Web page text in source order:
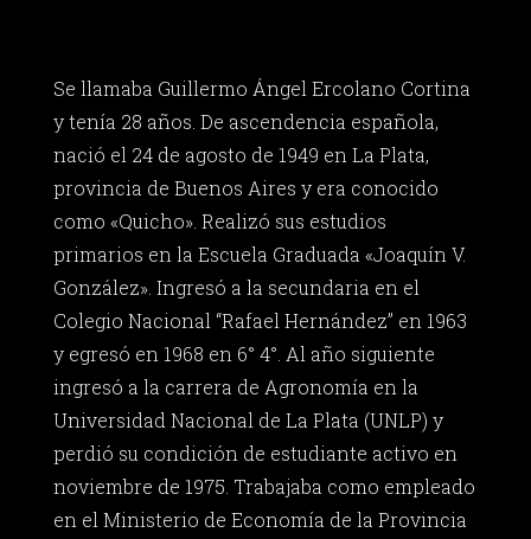
Se llamaba Guillermo Ángel Ercolano Cortina
y tenía 28 años. De ascendencia española,
nació el 24 de agosto de 1949 en La Plata,
provincia de Buenos Aires y era conocido
como «Quicho». Realizó sus estudios
primarios en la Escuela Graduada «Joaquín V.
González». Ingresó a la secundaria en el
Colegio Nacional “Rafael Hernández” en 1963
y egresó en 1968 en 6° 4°. Al año siguiente
ingresó a la carrera de Agronomía en la
Universidad Nacional de La Plata (UNLP) y
perdió su condición de estudiante activo en
noviembre de 1975. Trabajaba como empleado
en el Ministerio de Economía de la Provincia